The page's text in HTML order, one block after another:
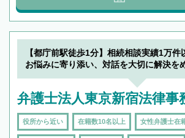
【都庁前駅徒歩1分】相続相談実績1万
お悩みに寄り添い、対話を大切に解決を
弁護士法人東京新宿法律事
役所から近い 在籍数10名以上 女性弁護士在